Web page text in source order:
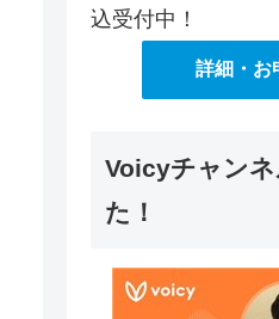
込受付中！
詳細・お
Voicyチャン
た！